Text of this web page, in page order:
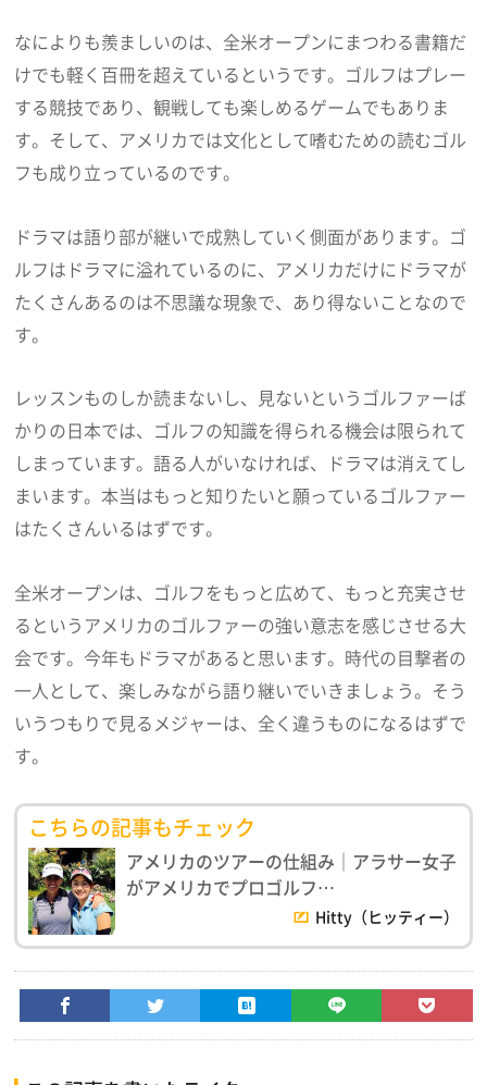
なによりも羨ましいのは、全米オープンにまつわる書籍だ
けでも軽く百冊を超えているというです。ゴルフはプレー
する競技であり、観戦しても楽しめるゲームでもありま
す。そして、アメリカでは文化として嗜むための読むゴル
フも成り立っているのです。
ドラマは語り部が継いで成熟していく側面があります。ゴ
ルフはドラマに溢れているのに、アメリカだけにドラマが
たくさんあるのは不思議な現象で、あり得ないことなので
す。
レッスンものしか読まないし、見ないというゴルファーば
かりの日本では、ゴルフの知識を得られる機会は限られて
しまっています。語る人がいなければ、ドラマは消えてし
まいます。本当はもっと知りたいと願っているゴルファー
はたくさんいるはずです。
全米オープンは、ゴルフをもっと広めて、もっと充実させ
るというアメリカのゴルファーの強い意志を感じさせる大
会です。今年もドラマがあると思います。時代の目撃者の
一人として、楽しみながら語り継いでいきましょう。そう
いうつもりで見るメジャーは、全く違うものになるはずで
す。
こちらの記事もチェック
アメリカのツアーの仕組み｜アラサー女子
がアメリカでプロゴルフ…
Hitty（ヒッティー）